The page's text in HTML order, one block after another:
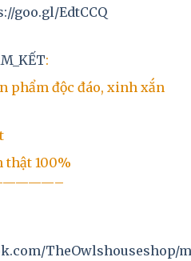
goo.gl/EdtCCQ
:
phẩm độc đáo, xinh xắn
thật 100%
TheOwlshouseshop/